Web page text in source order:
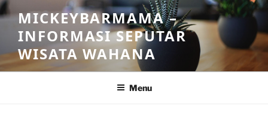
Skip
to
content
MICKEYBARMAMA –
INFORMASI SEPUTAR
WISATA WAHANA
Menu